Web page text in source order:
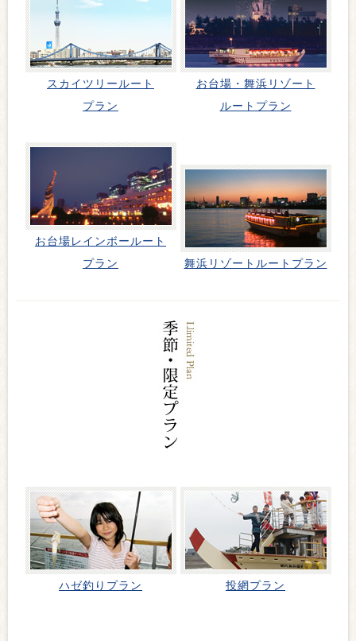
スカイツリールート
プラン
お台場・舞浜リゾート
ルートプラン
お台場レインボールート
プラン
舞浜リゾートルートプラン
ハゼ釣りプラン 投網プラン